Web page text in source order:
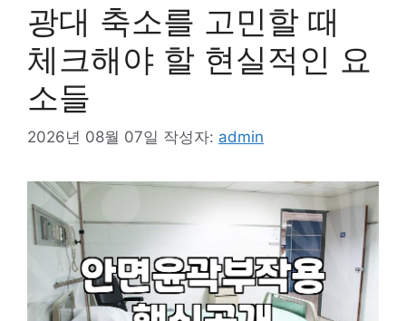
광대 축소를 고민할 때
체크해야 할 현실적인 요
소들
2026년 08월 07일 작성자: admin